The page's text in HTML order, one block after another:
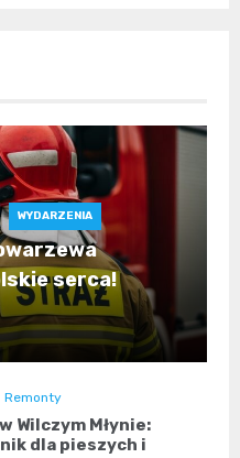
WYDARZENIA
serca!
Remonty
Wilczym Młynie:
dla pieszych i